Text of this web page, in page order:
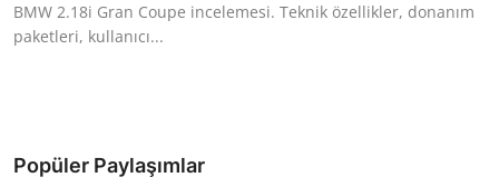
Muayene & Emisyon
Sigorta & Kasko
BMW 2.18i Gran Coupe incelemesi. Teknik özellikler, donanım
paketleri, kullanıcı...
Popüler Paylaşımlar